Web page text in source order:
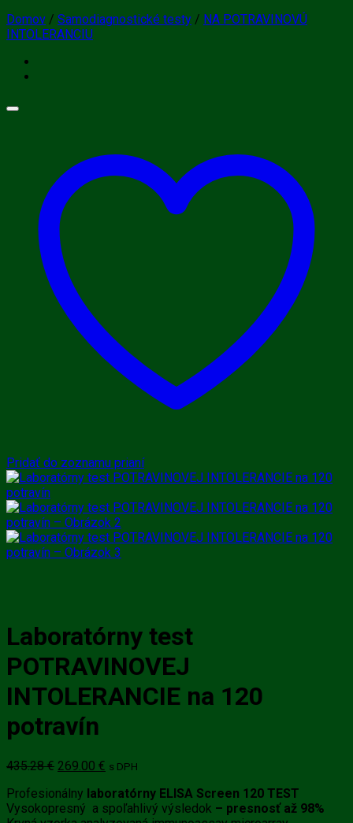
Domov / Samodiagnostické testy / NA POTRAVINOVÚ
INTOLERANCIU
Pridať do zoznamu prianí
Laboratórny test
POTRAVINOVEJ
INTOLERANCIE na 120
potravín
435.28€ Pôvodná
bola:
435.28 €.
269.00 € Aktuálna
je:
269.00 €.
s DPH
Profesionálny laboratórny ELISA Screen 120 TEST
Vysokopresný a spoľahlivý výsledok – presnosť až 98%